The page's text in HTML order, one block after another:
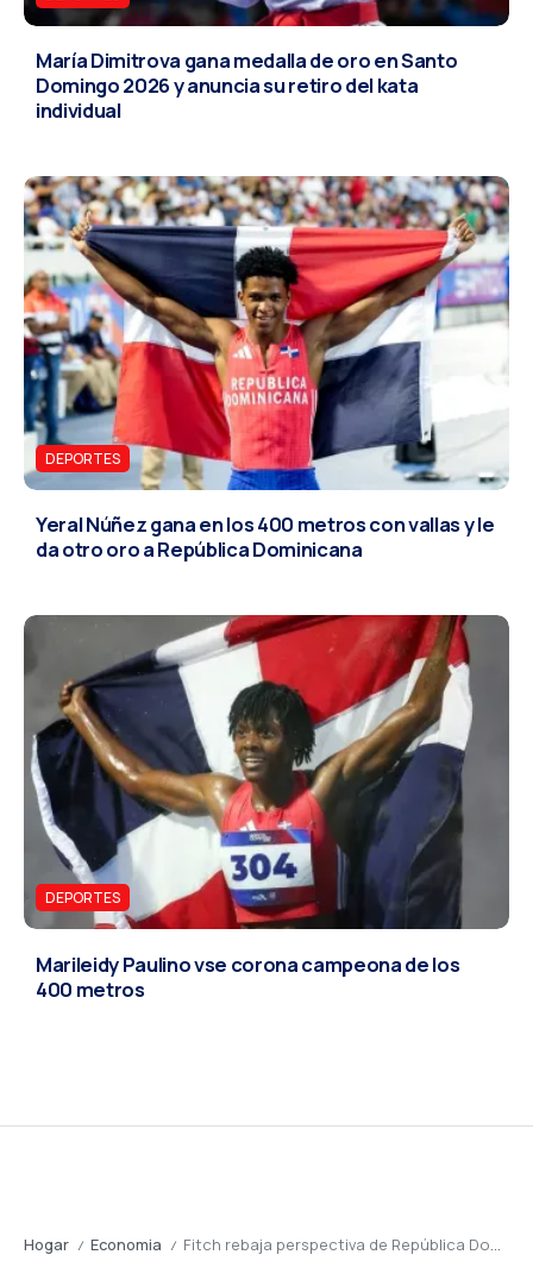
María Dimitrova gana medalla de oro en Santo
Domingo 2026 y anuncia su retiro del kata
individual
DEPORTES
Yeral Núñez gana en los 400 metros con vallas y le
da otro oro a República Dominicana
DEPORTES
Marileidy Paulino vse corona campeona de los
400 metros
Hogar / Economia / Fitch rebaja perspectiva de República Dominicana: señales de alerta sobre crecimiento y sostenibilidad fiscal